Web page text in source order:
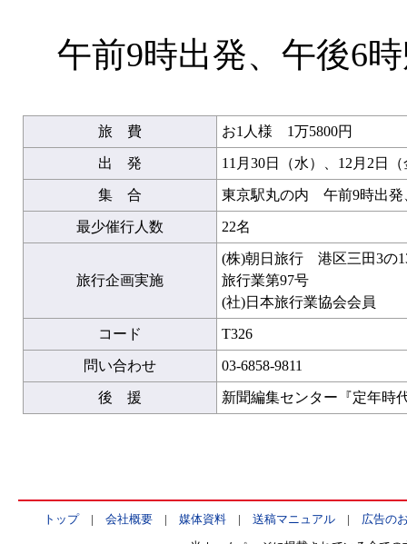
午前9時出発、午後6
旅 費 お1人様 1万5800円
出 発 11月30日（水）、12月2日
集 合 東京駅丸の内 午前9時出発
最少催行人数 22名
旅行企画実施
(株)朝日旅行 港区三田3の
旅行業第97号
(社)日本旅行業協会会員
コード T326
問い合わせ 03-6858-9811
後 援 新聞編集センター『定年時
トップ| 会社概要| 媒体資料| 送稿マニュアル| 広告の